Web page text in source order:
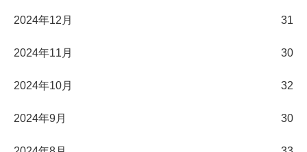
2024年12月 31
2024年11月 30
2024年10月 32
2024年9月 30